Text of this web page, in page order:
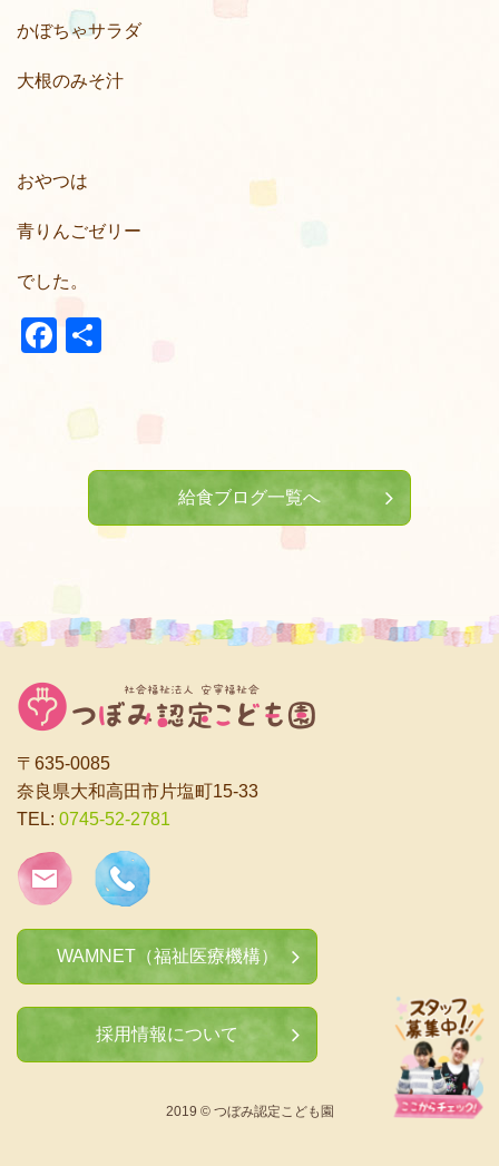
かぼちゃサラダ
大根のみそ汁
おやつは
青りんごゼリー
でした。
Facebook
給食ブログ一覧へ
〒635-0085
奈良県大和高田市片塩町15-33
TEL: 0745-52-2781
WAMNET（福祉医療機構）
採用情報について
2019 © つぼみ認定こども園